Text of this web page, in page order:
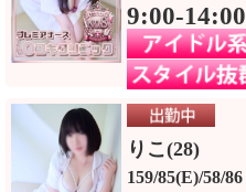
9:00-14:00
りこ(28)
159/85(E)/58/86